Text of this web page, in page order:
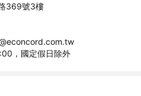
369號3樓
，國定假日除外